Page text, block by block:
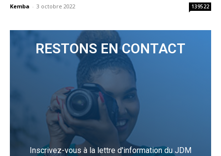
Kemba - 3 octobre 2022 139522
RESTONS EN CONTACT
Inscrivez-vous à la lettre d'information du JDM